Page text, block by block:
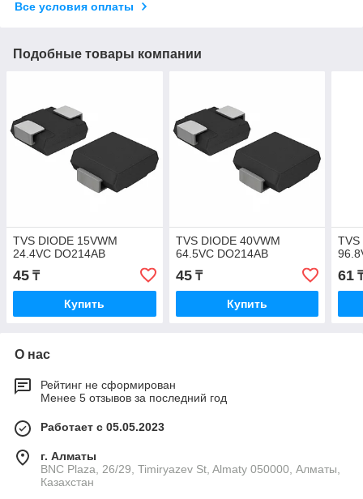
Все условия оплаты
Подобные товары компании
TVS DIODE 15VWM
24.4VC DO214AB
45 ₸
Купить
TVS DIODE 40VWM
64.5VC DO214AB
45₸
Купить
TVS
61
О нас
Рейтинг не сформирован
Менее 5 отзывов за последний год
Работает с 05.05.2023
г. Алматы
BNC Plaza, 26/29, Timiryazev St, Almaty 050000, Алматы,
Казахстан